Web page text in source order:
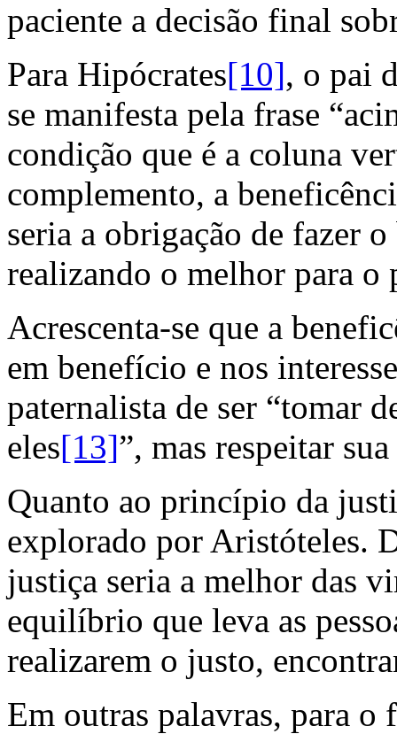
paciente a decisão final
Para Hipócrates[10], o pai
se manifesta pela frase
condição que é a coluna
complemento, a
seria a obrigação de fazer
realizando o melhor para o
Acrescenta-se que a
em benefício e nos
paternalista de ser “tomar
eles[13]”, mas respeitar
Quanto ao princípio da
explorado por Aristóteles.
justiça seria a melhor das
equilíbrio que leva as
realizarem o justo,
Em outras palavras, para